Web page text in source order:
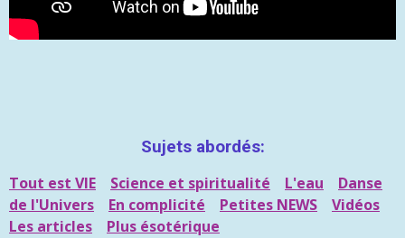
Sujets abordés:
Tout est VIE
Science et spiritualité L'eau
Danse
de l'Univers
En complicité Petites NEWS
Vidéos
Les articles
Plus ésotérique